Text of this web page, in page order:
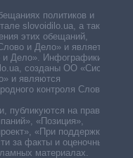
политиков и
slovoidilo.ua, а также
этих обещаний,
и Дело» и является
Дело». Инфографики,
созданы ОО «Система
и являются
контроля Слово и
публикуются на правах
«Позиция»,
«При поддержке».
за факты и оценочные
материалах.